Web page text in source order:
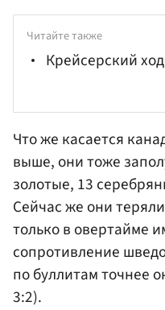
Читайте также
Крейсерский
Что же касается
выше, они тоже
золотые, 13
Сейчас же они
только в овертайме
сопротивление
по буллитам точнее
3:2).